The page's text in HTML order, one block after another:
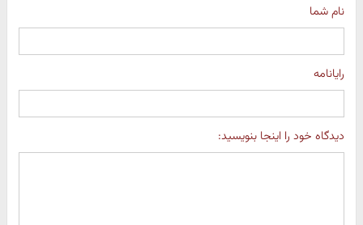
نام شما
رایانامه
دیدگاه خود را اینجا بنویسید: